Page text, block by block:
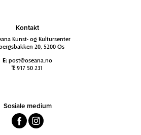
Kontakt
Kunst- og Kultursenter
20, 5200 Os
E: post@oseana.no
T: 917 50 231
Sosiale medium